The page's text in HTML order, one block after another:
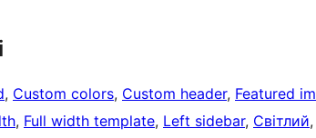
, Custom colors, Custom header, Featured
, Full width template, Left sidebar, Світлий,